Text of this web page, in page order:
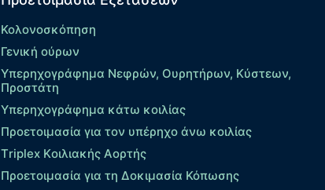
Κολονοσκόπηση
Γενική ούρων
Υπερηχογράφημα Νεφρών, Ουρητήρων, Κύστεων,
Προστάτη
Υπερηχογράφημα κάτω κοιλίας
Προετοιμασία για τον υπέρηχο άνω κοιλίας
Τriplex Kοιλιακής Αορτής
Προετοιμασία για τη Δοκιμασία Κόπωσης